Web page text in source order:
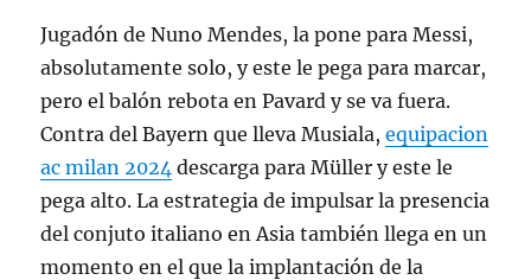
Jugadón de Nuno Mendes, la pone para Messi,
absolutamente solo, y este le pega para marcar,
pero el balón rebota en Pavard y se va fuera.
Contra del Bayern que lleva Musiala,equipacion
ac milan 2024 descarga para Müller y este le
pega alto. La estrategia de impulsar la presencia
del conjuto italiano en Asia también llega en un
momento en el que la implantación de la